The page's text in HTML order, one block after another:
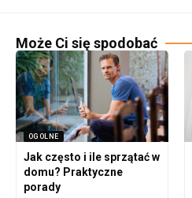
Może Ci się spodobać
OGOLNE
Jak często i ile sprzątać w
domu? Praktyczne
porady